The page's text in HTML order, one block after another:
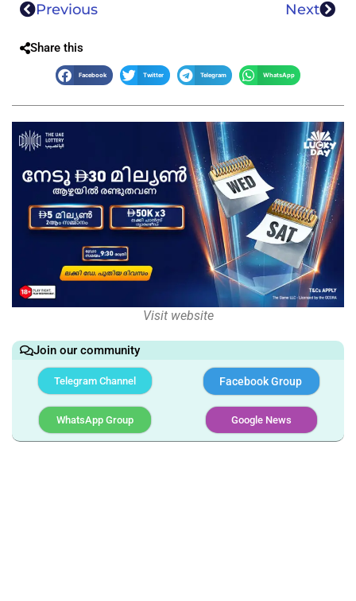
Previous Next
Share this
Facebook Twitter Telegram WhatsApp
Visit website
Join our community
Telegram Channel Facebook Group
WhatsApp Group Google News